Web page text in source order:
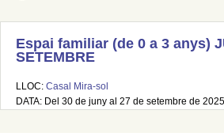
Espai familiar (de 0 a 3 anys)
SETEMBRE
LLOC: Casal Mira-sol
DATA: Del 30 de juny al 27 de setembre de 2025